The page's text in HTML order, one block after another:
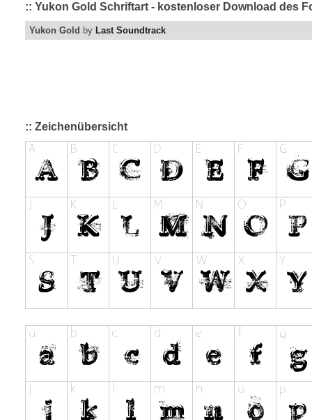
:: Yukon Gold Schriftart - kostenloser Download des
Yukon Gold by Last Soundtrack
:: Zeichenübersicht